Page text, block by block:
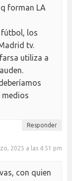
forman LA
los
tv.
utiliza a
Responder
2025 a las 4:51 pm
con quien